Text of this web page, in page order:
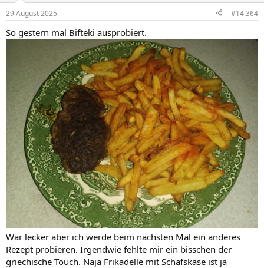
e
:
29 August 2025 #14.364
So gestern mal Bifteki ausprobiert.
War lecker aber ich werde beim nächsten Mal ein anderes
Rezept probieren. Irgendwie fehlte mir ein bisschen der
griechische Touch. Naja Frikadelle mit Schafskäse ist ja